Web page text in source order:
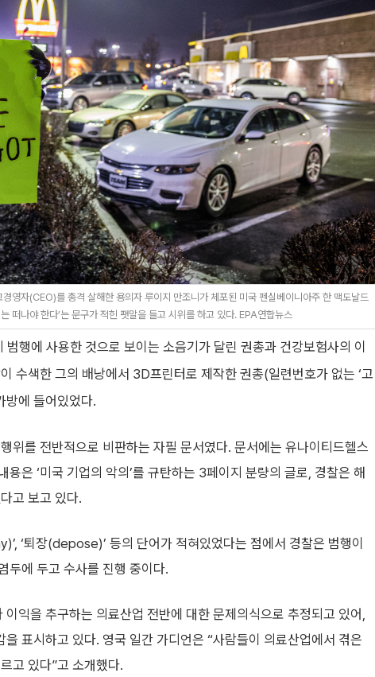
영자(CEO)를 총격 살해한 용의자 루이지 만조니가 체포된 미국 펜실베이니아주 한 맥도날드
떠나야 한다’는 문구가 적힌 팻말을 들고 시위를 하고 있다. EPA연합뉴스
행에 사용한 것으로 보이는 소음기가 달린 권총과 건강보험사의 이
수색한 그의 배낭에서 3D프린터로 제작한 권총(일련번호가 없는 ‘고
방에 들어있었다.
위를 전반적으로 비판하는 자필 문서였다. 문서에는 유나이티드헬스
은 ‘미국 기업의 악의’를 규탄하는 3페이지 분량의 글로, 경찰은 해
고 보고 있다.
‘퇴장(depose)’ 등의 단어가 적혀있었다는 점에서 경찰은 범행이
두에 두고 수사를 진행 중이다.
익을 추구하는 의료산업 전반에 대한 문제의식으로 추정되고 있어,
표시하고 있다. 영국 일간 가디언은 “사람들이 의료산업에서 겪은
고 있다”고 소개했다.